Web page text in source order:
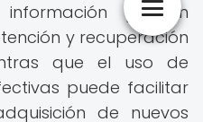
pueden
y recuperación
que el uso de
puede facilitar
de nuevos